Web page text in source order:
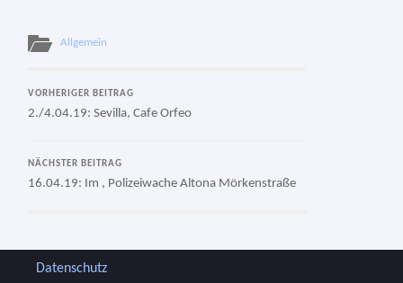
Allgemein
VORHERIGER BEITRAG
2./4.04.19: Sevilla, Cafe Orfeo
NÄCHSTER BEITRAG
16.04.19: Im , Polizeiwache Altona Mörkenstraße
Datenschutz